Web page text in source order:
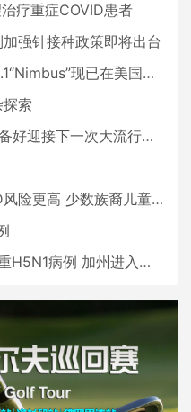
疗重症COVID患者
强针接种政策即将出台
现已在美国占据主导地位
索
接下一次大流行了吗？
高 少数族裔儿童存在差异
病例 加州进入紧急状态